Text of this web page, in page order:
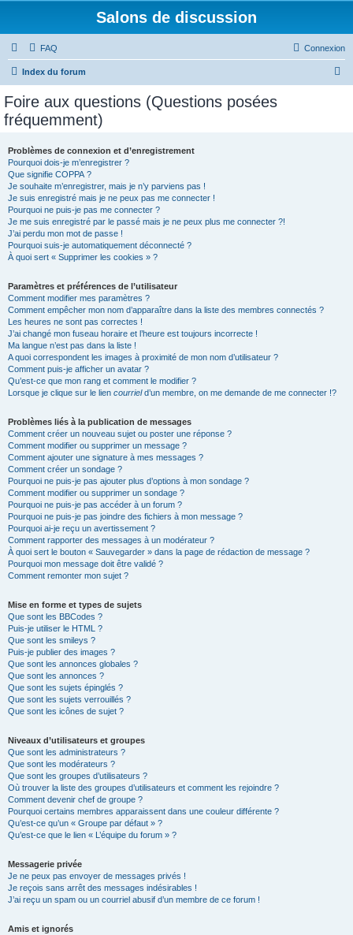
Salons de discussion
FAQ Connexion
Index du forum
Foire aux questions (Questions posées
fréquemment)
Problèmes de connexion et d’enregistrement
Pourquoi dois-je m’enregistrer ?
Que signifie COPPA ?
Je souhaite m’enregistrer, mais je n’y parviens pas !
Je suis enregistré mais je ne peux pas me connecter !
Pourquoi ne puis-je pas me connecter ?
Je me suis enregistré par le passé mais je ne peux plus me connecter ?!
J’ai perdu mon mot de passe !
Pourquoi suis-je automatiquement déconnecté ?
À quoi sert « Supprimer les cookies » ?
Paramètres et préférences de l’utilisateur
Comment modifier mes paramètres ?
Comment empêcher mon nom d’apparaître dans la liste des membres connectés ?
Les heures ne sont pas correctes !
J’ai changé mon fuseau horaire et l’heure est toujours incorrecte !
Ma langue n’est pas dans la liste !
A quoi correspondent les images à proximité de mon nom d’utilisateur ?
Comment puis-je afficher un avatar ?
Qu’est-ce que mon rang et comment le modifier ?
Lorsque je clique sur le lien courrield’un membre, on me demande de me connecter !?
Problèmes liés à la publication de messages
Comment créer un nouveau sujet ou poster une réponse ?
Comment modifier ou supprimer un message ?
Comment ajouter une signature à mes messages ?
Comment créer un sondage ?
Pourquoi ne puis-je pas ajouter plus d’options à mon sondage ?
Comment modifier ou supprimer un sondage ?
Pourquoi ne puis-je pas accéder à un forum ?
Pourquoi ne puis-je pas joindre des fichiers à mon message ?
Pourquoi ai-je reçu un avertissement ?
Comment rapporter des messages à un modérateur ?
À quoi sert le bouton « Sauvegarder » dans la page de rédaction de message ?
Pourquoi mon message doit être validé ?
Comment remonter mon sujet ?
Mise en forme et types de sujets
Que sont les BBCodes ?
Puis-je utiliser le HTML ?
Que sont les smileys ?
Puis-je publier des images ?
Que sont les annonces globales ?
Que sont les annonces ?
Que sont les sujets épinglés ?
Que sont les sujets verrouillés ?
Que sont les icônes de sujet ?
Niveaux d’utilisateurs et groupes
Que sont les administrateurs ?
Que sont les modérateurs ?
Que sont les groupes d’utilisateurs ?
Où trouver la liste des groupes d’utilisateurs et comment les rejoindre ?
Comment devenir chef de groupe ?
Pourquoi certains membres apparaissent dans une couleur différente ?
Qu’est-ce qu’un « Groupe par défaut » ?
Qu’est-ce que le lien « L’équipe du forum » ?
Messagerie privée
Je ne peux pas envoyer de messages privés !
Je reçois sans arrêt des messages indésirables !
J’ai reçu un spam ou un courriel abusif d’un membre de ce forum !
Amis et ignorés